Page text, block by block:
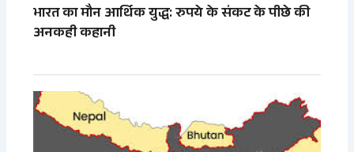
भारत का मौन आर्थिक युद्ध: रुपये के संकट के पीछे की
अनकही कहानी